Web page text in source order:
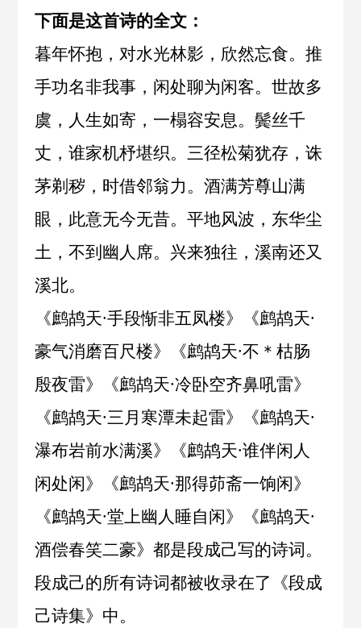
下面是这首诗的全文：
暮年怀抱，对水光林影，欣然忘食。推
手功名非我事，闲处聊为闲客。世故多
虞，人生如寄，一榻容安息。鬓丝千
丈，谁家机杼堪织。三径松菊犹存，诛
茅剃秽，时借邻翁力。酒满芳尊山满
眼，此意无今无昔。平地风波，东华尘
土，不到幽人席。兴来独往，溪南还又
溪北。
《鹧鸪天·手段惭非五凤楼》《鹧鸪天·
豪气消磨百尺楼》《鹧鸪天·不＊枯肠
殷夜雷》《鹧鸪天·冷卧空齐鼻吼雷》
《鹧鸪天·三月寒潭未起雷》《鹧鸪天·
瀑布岩前水满溪》《鹧鸪天·谁伴闲人
闲处闲》《鹧鸪天·那得茆斋一饷闲》
《鹧鸪天·堂上幽人睡自闲》《鹧鸪天·
酒偿春笑二豪》都是段成己写的诗词。
段成己的所有诗词都被收录在了《段成
己诗集》中。